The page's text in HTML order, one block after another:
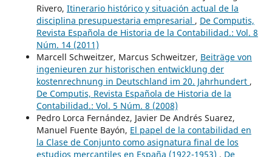
Rivero, Itinerario histórico y situación actual de la
disciplina presupuestaria empresarial , De Computis,
Revista Española de Historia de la Contabilidad.: Vol. 8
Núm. 14 (2011)
Marcell Schweitzer, Marcus Schweitzer, Beiträge von
ingenieuren zur historischen entwicklung der
kostenrechnung in Deutschland im 20. Jahrhundert ,
De Computis, Revista Española de Historia de la
Contabilidad.: Vol. 5 Núm. 8 (2008)
Pedro Lorca Fernández, Javier De Andrés Suarez,
Manuel Fuente Bayón, El papel de la contabilidad en
la Clase de Conjunto como asignatura final de los
estudios mercantiles en España (1922-1953) , De